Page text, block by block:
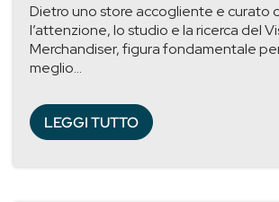
Dietro uno store accogliente e curato
l’attenzione, lo studio e la ricerca del
Merchandiser, figura fondamentale
meglio...
LEGGI TUTTO